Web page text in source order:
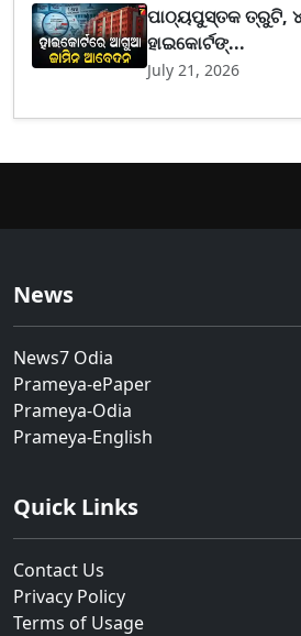
ପାଠ୍ୟପୁସ୍ତକ ତ୍ରୁଟି,
ହାଇକୋର୍ଟଙ୍...
July 21, 2026
News
News7 Odia
Prameya-ePaper
Prameya-Odia
Prameya-English
Quick Links
Contact Us
Privacy Policy
Terms of Usage